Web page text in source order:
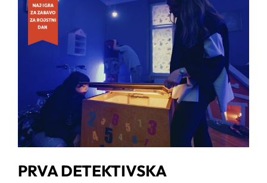
PRVA DETEKTIVSKA